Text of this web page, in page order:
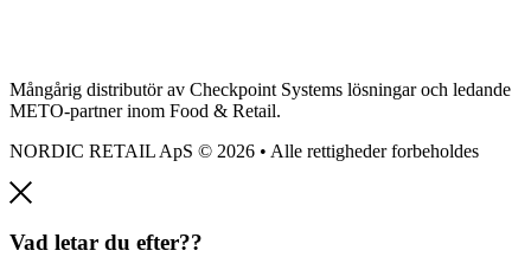
Mångårig distributör av Checkpoint Systems lösningar och ledande
METO-partner inom Food & Retail.
NORDIC RETAIL ApS © 2026 • Alle rettigheder forbeholdes
Vad letar du efter??